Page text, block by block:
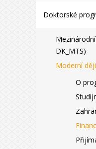
Doktorské
DK_MTS)
Moderní
O